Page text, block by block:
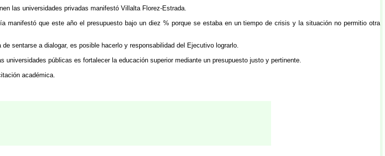
las universidades privadas manifestó Villalta Florez-Estrada.
manifestó que este año el presupuesto bajo un diez % porque se estaba en un tiempo de crisis y la situación no permitio otra
sentarse a dialogar, es posible hacerlo y responsabilidad del Ejecutivo lograrlo.
universidades públicas es fortalecer la educación superior mediante un presupuesto justo y pertinente.
académica.